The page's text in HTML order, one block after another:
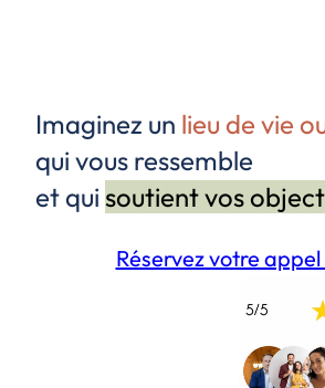
Imaginez un lieu de vie
qui vous ressemble
et qui soutient vos
Réservez votre